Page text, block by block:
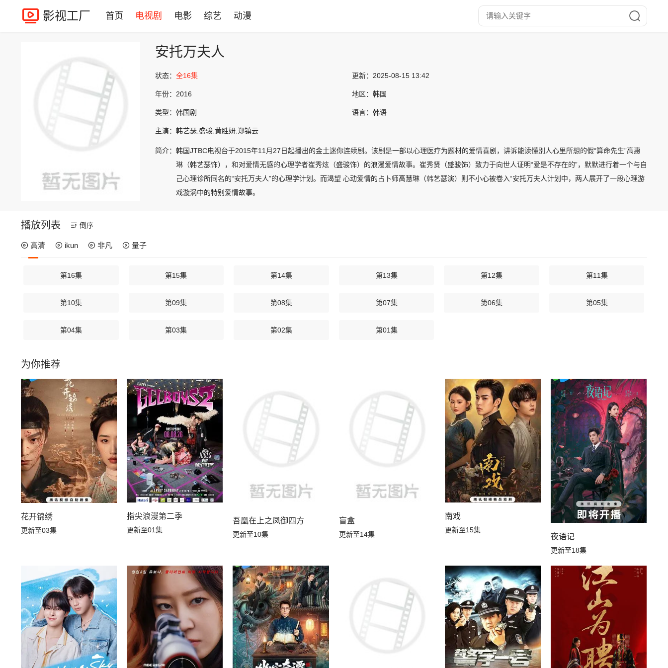
影视工厂 首页 电视剧 电影 综艺 动漫
安托万夫人
状态： 全16集 更新： 2025-08-15 13:42
年份： 2016 地区： 韩国
类型： 韩国剧 语言： 韩语
主演： 韩艺瑟,盛骏,黄胜妍,郑镇云
简介： 韩国JTBC电视台于2015年11月27日起播出的金土迷你连续剧。该剧是一部以心理医疗为题材的爱情喜剧，讲诉能读懂别人心里所想的假“算命先生”高惠
琳（韩艺瑟饰），和对爱情无感的心理学者崔秀炫（盛骏饰）的浪漫爱情故事。崔秀贤（盛骏饰）致力于向世人证明“爱是不存在的”，默默进行着一个与自
己心理诊所同名的“安托万夫人”的心理学计划。而渴望 心动爱情的占卜师高慧琳（韩艺瑟演）则不小心被卷入“安托万夫人计划中，两人展开了一段心理游
戏漩涡中的特别爱情故事。
播放列表 倒序
高清 ikun 非凡 量子
第16集 第15集 第14集 第13集 第12集 第11集
第10集 第09集 第08集 第07集 第06集 第05集
第04集 第03集 第02集 第01集
为你推荐
花开锦绣
更新至03集
指尖浪漫第二季
更新至01集
吾凰在上之凤御四方
更新至10集
盲盒
更新至14集
南戏
更新至15集
夜语记
更新至18集